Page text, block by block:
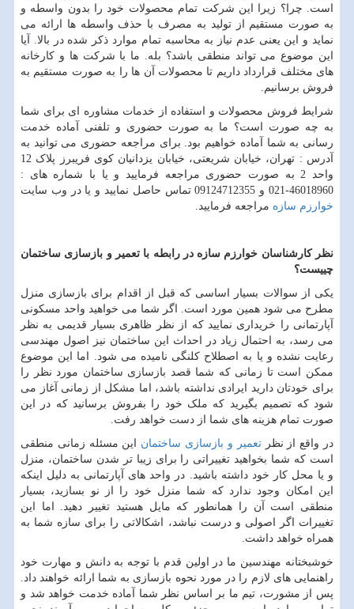
است. چرا؟ زیرا این شرکت تمام محصولات خود را بدون واسطه و
به صورت مستقیم از تولید به مصرف با حذف واسطه ها ارائه می
نماید و این یعنی عدم نیاز به محاسبه تمام موارد ذکر شده در بالا. آیا
این موضوع می تواند منطقی باشد؟ بله. ما با شرکت ها و کارخانه
های مختلف قرارداد داریم تا محصولات آن ها را به صورت مستقیم به
فروش برسانیم.
شرایط فروش محصولات و استفاده از خدمات مشاوره ای برای شما
به چه صورت است؟ ما به صورت حضوری و تلفنی آماده خدمت
رسانی به شما آماده خواهیم بود. برای مراجعه حضوری می توانید به
آدرس : تهران، خیابان شریعتی، خیابان یزدانیان کوی فریبرز پلاک 12
واحد 2 به صورت حضوری مراجعه فرمایید و یا با شماره های :
46018960-021 و 09124712355 تماس حاصل نمایید و یا در وب سایت
خوارزم سازه مراجعه فرمایید.
نظر کارشناسان خوارزم سازه در رابطه با تعمیر و بازسازی ساختمان
چییست؟
یکی از سوالات بسیار اساسی که قبل از اقدام برای بازسازی منزل
مطرح می شود همین مورد است. اگر شما می خواهید واحد مسکونی
آپارتمانی را خریداری نمایید که از نظر ظاهری بسیار قدیمی به نظر
می رسد، به احتمال زیاد در احداث این ساختمان نیز اصول مهندسی
رعایت نشده و یا به اصطلاح کلنگی نامیده می شود. اما این موضوع
ممکن است تا زمانی که شما قصد بازسازی ساختمان مورد نظر را
برای خودتان دارید ایرادی نداشته باشد، اما مشکل از زمانی آغاز می
شود که تصمیم بگیرید که ملک خود را بفروش برسانید که در این
صورت تمام هزینه های شما از دست خواهد رفت.
در واقع از نظرتعمیر و بازسازی ساختمان این مسئله زمانی منطقی
است که شما بخواهید تغییراتی را برای زیبا تر شدن ساختمان، منزل
و یا محل کار خود داشته باشید. در واحد های آپارتمانی به دلیل اینکه
این امکان وجود ندارد که شما منزل خود را از نو بسازید، بسیار
منطقی است آن را همانطور که مایل هستید تغییر دهید. اما این
تغییرات اگر اصولی و درست نباشد، اشکالاتی را برای سازه شما به
همراه خواهد داشت.
خوشبختانه مهندسین ما در اولین قدم با توجه به دانش و مهارت خود
راهنمایی های لازم را در مورد نحوه بازسازی به شما ارائه خواهند داد.
پس از مشورت، تیم ما بر اساس نظر شما آماده خدمت خواهد شد و